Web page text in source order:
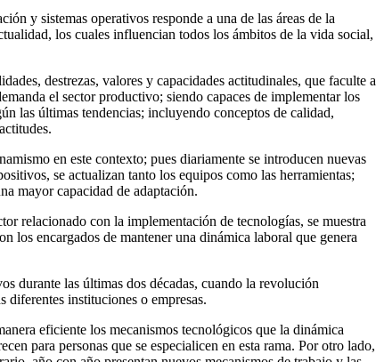
y sistemas operativos responde a una de las áreas de la
los cuales influencian todos los ámbitos de la vida social,
destrezas, valores y capacidades actitudinales, que faculte a
el sector productivo; siendo capaces de implementar los
las últimas tendencias; incluyendo conceptos de calidad,
en este contexto; pues diariamente se introducen nuevas
se actualizan tanto los equipos como las herramientas;
mayor capacidad de adaptación.
relacionado con la implementación de tecnologías, se muestra
los encargados de mantener una dinámica laboral que genera
durante las últimas dos décadas, cuando la revolución
diferentes instituciones o empresas.
eficiente los mecanismos tecnológicos que la dinámica
para personas que se especialicen en esta rama. Por otro lado,